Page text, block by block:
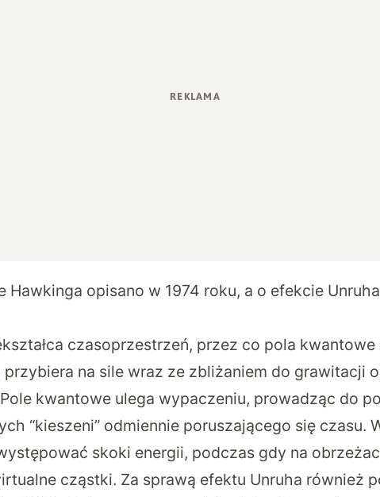
Hawkinga opisano w 1974 roku, a o efekcie
czasoprzestrzeń, przez co pola kwantowe
na sile wraz ze zbliżaniem do grawitacji
kwantowe ulega wypaczeniu, prowadząc do
“kieszeni” odmiennie poruszającego się czasu.
skoki energii, podczas gdy na
cząstki. Za sprawą efektu Unruha również